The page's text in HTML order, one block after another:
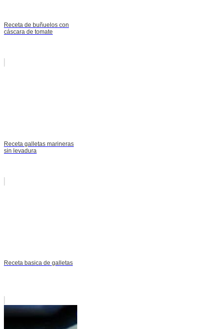
Receta de buñuelos con
cáscara de tomate
Receta galletas marineras
sin levadura
Receta basica de galletas